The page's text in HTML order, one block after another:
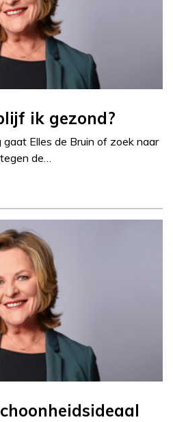
ik gezond?
Elles de Bruin of zoek naar
de…